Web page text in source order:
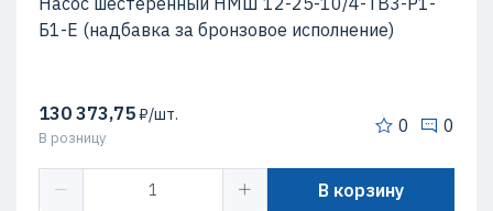
Б1-Е (надбавка за бронзовое исполнение)
130 373,75₽/шт.
В розницу
0 0
В корзину